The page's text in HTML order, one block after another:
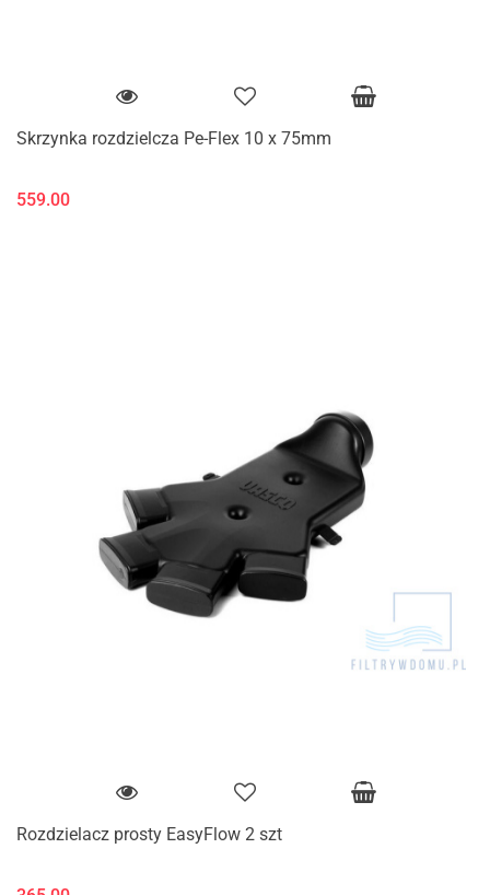
Skrzynka rozdzielcza Pe-Flex 10 x 75mm
559.00
Rozdzielacz prosty EasyFlow 2 szt